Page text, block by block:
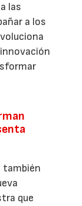
las
a los
también
que